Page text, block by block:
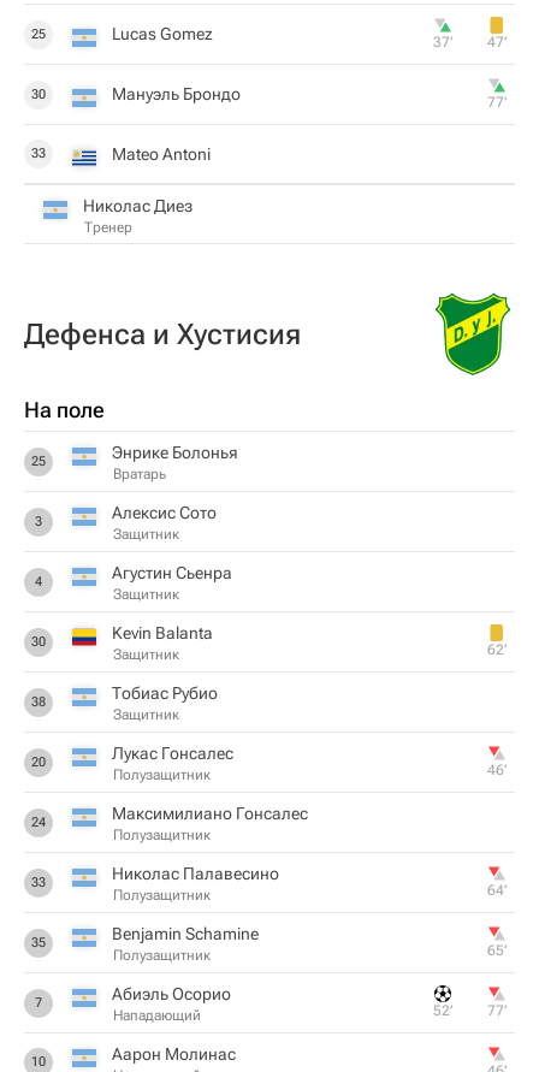
25 Lucas Gomez 37‎’‎ 47‎’‎
30 Мануэль Брондо 77‎’‎
33 Mateo Antoni
Николас Диез
Тренер
Дефенса и Хустисия
На поле
25 Энрике Болонья
Вратарь
3 Алексис Сото
Защитник
4 Агустин Сьенра
Защитник
30 Kevin Balanta
Защитник 62‎’‎
38 Тобиас Рубио
Защитник
20 Лукас Гонсалес
Полузащитник 46‎’‎
24 Максимилиано Гонсалес
Полузащитник
33 Николас Палавесино
Полузащитник 64‎’‎
35 Benjamin Schamine
Полузащитник 65‎’‎
7 Абиэль Осорио
Нападающий 52‎’‎ 77‎’‎
10 Аарон Молинас